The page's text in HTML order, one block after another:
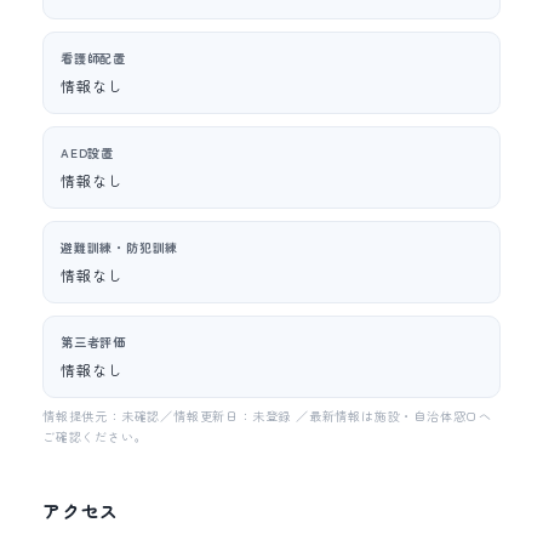
看護師配置
情報なし
AED設置
情報なし
避難訓練・防犯訓練
情報なし
第三者評価
情報なし
情報提供元：未確認／情報更新日：未登録 ／最新情報は施設・自治体窓口へ
ご確認ください。
アクセス